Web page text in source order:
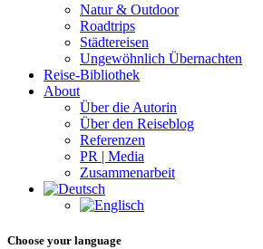
Natur & Outdoor
Roadtrips
Städtereisen
Ungewöhnlich Übernachten
Reise-Bibliothek
About
Über die Autorin
Über den Reiseblog
Referenzen
PR | Media
Zusammenarbeit
Choose your language